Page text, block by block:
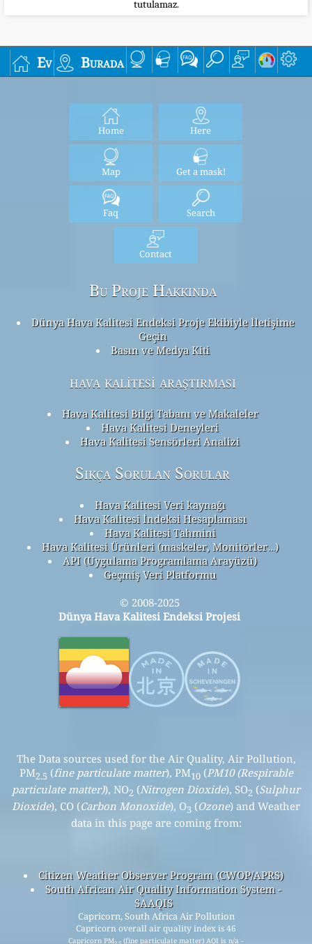
tutulamaz.
Ev Burada
Home Here
Map Get a mask!
Faq Search
Contact
Bu Proje Hakkında
Dünya Hava Kalitesi Endeksi Proje Ekibiyle İletişime
Geçin
Basın ve Medya Kiti
hava kalitesi araştırması
Hava Kalitesi Bilgi Tabanı ve Makaleler
Hava Kalitesi Deneyleri
Hava Kalitesi Sensörleri Analizi
Sıkça Sorulan Sorular
Hava Kalitesi Veri kaynağı
Hava Kalitesi İndeksi Hesaplaması
Hava Kalitesi Tahmini
Hava Kalitesi Ürünleri (maskeler, Monitörler…)
API (Uygulama Programlama Arayüzü)
Geçmiş Veri Platformu
© 2008-2025
Dünya Hava Kalitesi Endeksi Projesi
The Data sources used for the Air Quality, Air Pollution,
PM2.5 (fine particulate matter), PM10(PM10 (Respirable
particulate matter)), NO2 (Nitrogen Dioxide), SO2 (Sulphur
Dioxide), CO (Carbon Monoxide), O3 (Ozone) and Weather
data in this page are coming from:
Citizen Weather Observer Program (CWOP/APRS)
South African Air Quality Information System -
SAAQIS
Capricorn, South Africa Air Pollution
Capricorn overall air quality index is 46
Capricorn PM (fine particulate matter) AQI is n/a -